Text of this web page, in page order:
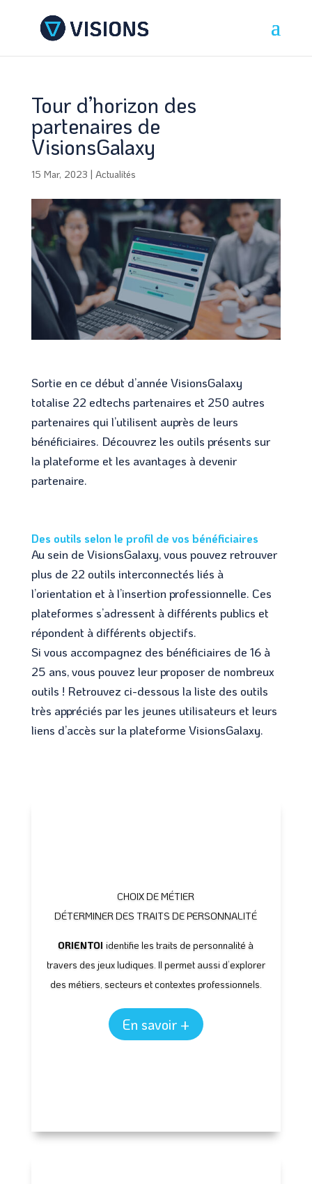
Tour d’horizon des
partenaires de
VisionsGalaxy
15 Mar, 2023 | Actualités
Sortie en ce début d’année VisionsGalaxy
totalise 22 edtechs partenaires et 250 autres
partenaires qui l’utilisent auprès de leurs
bénéficiaires. Découvrez les outils présents sur
la plateforme et les avantages à devenir
partenaire.
Des outils selon le profil de vos bénéficiaires
Au sein de VisionsGalaxy, vous pouvez retrouver
plus de 22 outils interconnectés liés à
l’orientation et à l’insertion professionnelle. Ces
plateformes s’adressent à différents publics et
répondent à différents objectifs.
Si vous accompagnez des bénéficiaires de 16 à
25 ans, vous pouvez leur proposer de nombreux
outils ! Retrouvez ci-dessous la liste des outils
très appréciés par les jeunes utilisateurs et leurs
liens d’accès sur la plateforme VisionsGalaxy.
CHOIX DE MÉTIER
DÉTERMINER DES TRAITS DE PERSONNALITÉ
ORIENTOI identifie les traits de personnalité à
travers des jeux ludiques. Il permet aussi d’explorer
des métiers, secteurs et contextes professionnels.
En savoir +